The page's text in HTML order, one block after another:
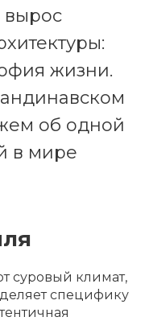
вырос
жизни.
об одной
в мире
суровый климат,
специфику